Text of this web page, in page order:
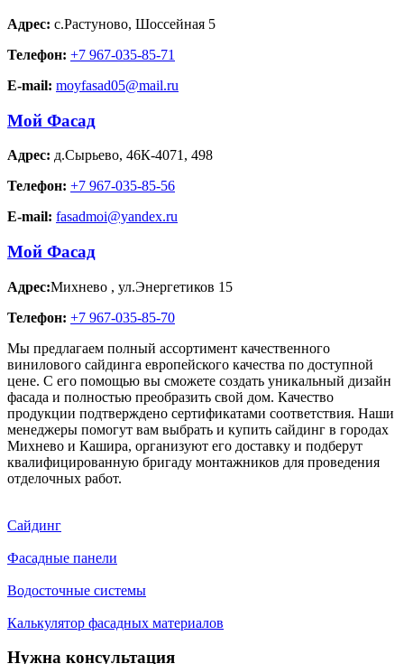
Адрес: с.Растуново, Шоссейная 5
Телефон: +7 967-035-85-71
E-mail: moyfasad05@mail.ru
Мой Фасад
Адрес: д.Сырьево, 46К-4071, 498
Телефон: +7 967-035-85-56
E-mail: fasadmoi@yandex.ru
Мой Фасад
Адрес:Михнево , ул.Энергетиков 15
Телефон: +7 967-035-85-70
Мы предлагаем полный ассортимент качественного
винилового сайдинга европейского качества по доступной
цене. С его помощью вы сможете создать уникальный дизайн
фасада и полностью преобразить свой дом. Качество
продукции подтверждено сертификатами соответствия. Наши
менеджеры помогут вам выбрать и купить сайдинг в городах
Михнево и Кашира, организуют его доставку и подберут
квалифицированную бригаду монтажников для проведения
отделочных работ.
Сайдинг
Фасадные панели
Водосточные системы
Калькулятор фасадных материалов
Нужна консультация